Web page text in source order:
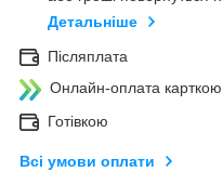
Детальніше
Післяплата
Онлайн-оплата
Готівкою
Всі умови оплати